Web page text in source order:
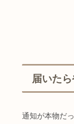
届いた
通知が本物だ